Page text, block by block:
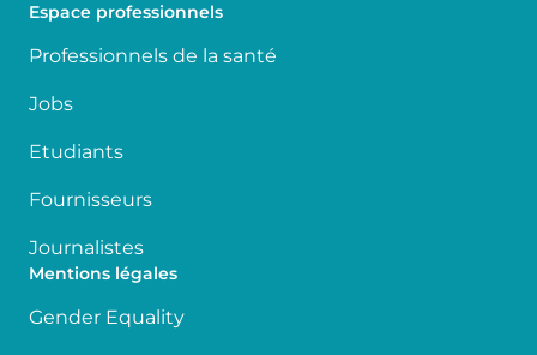
Espace professionnels
Professionnels de la santé
Jobs
Etudiants
Fournisseurs
Journalistes
Mentions légales
Gender Equality